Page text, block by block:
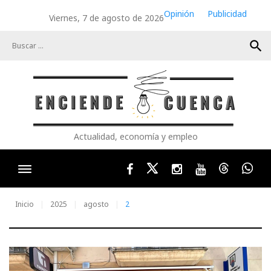
Viernes, 7 de agosto de 2026Opinión
Publicidad
search
Actualidad, economía y empleo
FacebookTwitterInstagram
YoutubeThreads
Inicio 2025 agosto 2
Día: